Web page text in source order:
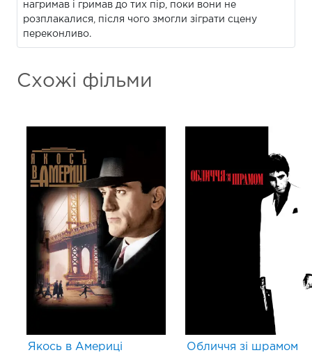
нагримав і гримав до тих пір, поки вони не
розплакалися, після чого змогли зіграти сцену
переконливо.
Схожі фільми
Якось в Америці Обличчя зі шрамом